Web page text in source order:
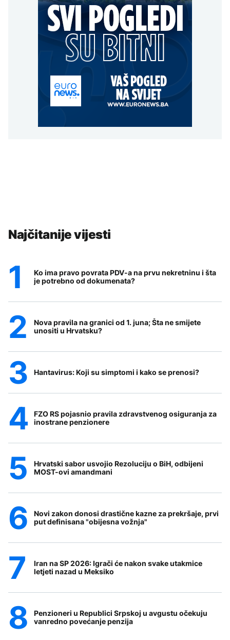
Najčitanije vijesti
Ko ima pravo povrata PDV-a na prvu nekretninu i šta
je potrebno od dokumenata?
Nova pravila na granici od 1. juna; Šta ne smijete
unositi u Hrvatsku?
Hantavirus: Koji su simptomi i kako se prenosi?
FZO RS pojasnio pravila zdravstvenog osiguranja za
inostrane penzionere
Hrvatski sabor usvojio Rezoluciju o BiH, odbijeni
MOST-ovi amandmani
Novi zakon donosi drastične kazne za prekršaje, prvi
put definisana "obijesna vožnja"
Iran na SP 2026: Igrači će nakon svake utakmice
letjeti nazad u Meksiko
Penzioneri u Republici Srpskoj u avgustu očekuju
vanredno povećanje penzija